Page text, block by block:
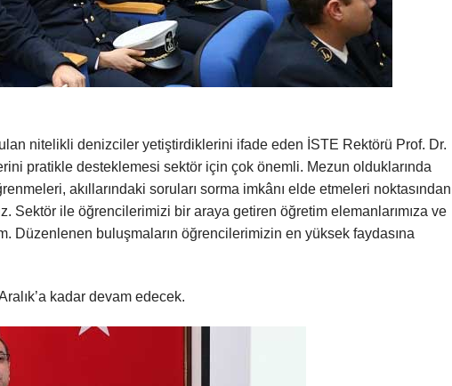
nitelikli denizciler yetiştirdiklerini ifade eden İSTE Rektörü Prof. Dr.
pratikle desteklemesi sektör için çok önemli. Mezun olduklarında
akıllarındaki soruları sorma imkânı elde etmeleri noktasından
Sektör ile öğrencilerimizi bir araya getiren öğretim elemanlarımıza ve
Düzenlenen buluşmaların öğrencilerimizin en yüksek faydasına
kadar devam edecek.